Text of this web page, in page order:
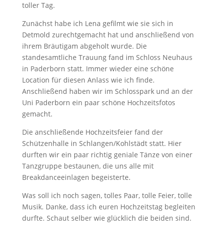
toller Tag.
Zunächst habe ich Lena gefilmt wie sie sich in
Detmold zurechtgemacht hat und anschließend von
ihrem Bräutigam abgeholt wurde. Die
standesamtliche Trauung fand im Schloss Neuhaus
in Paderborn statt. Immer wieder eine schöne
Location für diesen Anlass wie ich finde.
Anschließend haben wir im Schlosspark und an der
Uni Paderborn ein paar schöne Hochzeitsfotos
gemacht.
Die anschließende Hochzeitsfeier fand der
Schützenhalle in Schlangen/Kohlstädt statt. Hier
durften wir ein paar richtig geniale Tänze von einer
Tanzgruppe bestaunen, die uns alle mit
Breakdanceeinlagen begeisterte.
Was soll ich noch sagen, tolles Paar, tolle Feier, tolle
Musik. Danke, dass ich euren Hochzeitstag begleiten
durfte. Schaut selber wie glücklich die beiden sind.